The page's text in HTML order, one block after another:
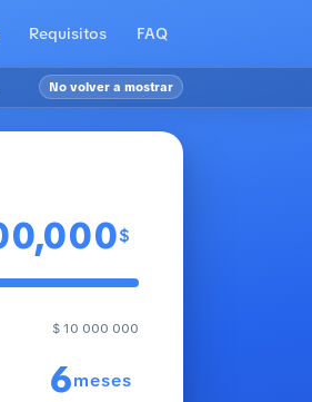
Requisitos FAQ
No volver a mostrar
$
$ 10 000 000
meses